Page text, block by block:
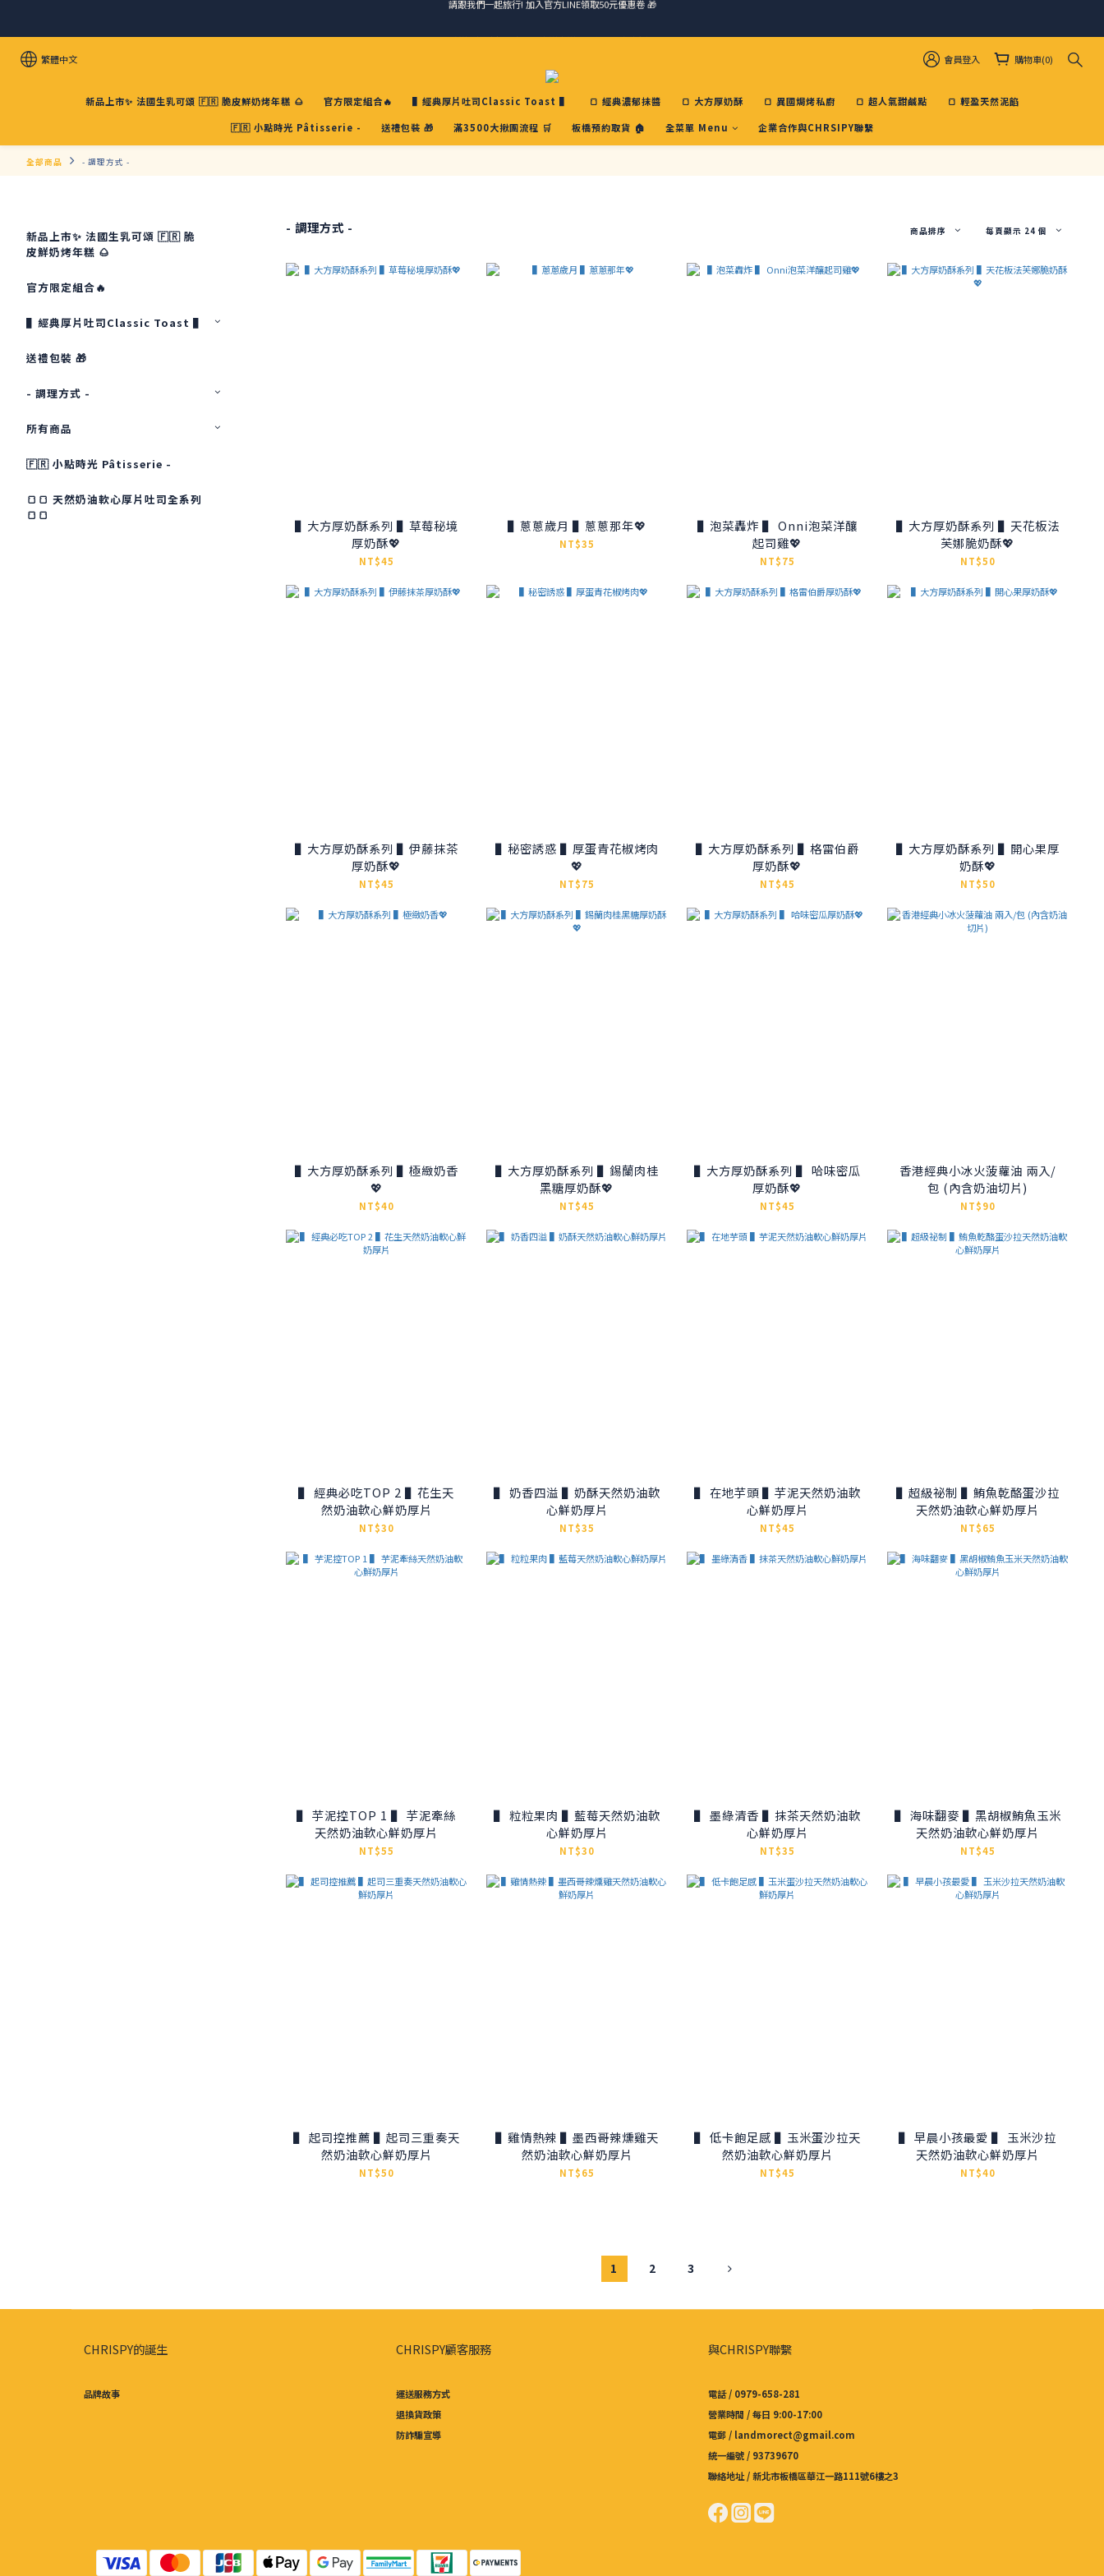
繁體中文 會員登入 購物車(0)
新品上市✨ 法國生乳可頌 🇫🇷 脆皮鮮奶烤年糕 🌰 官方限定組合🔥 ▌經典厚片吐司Classic Toast ▌ 🍞 經典濃郁抹醬 🍞 大方厚奶酥 🍞 異國焗烤私廚 🍞 超人氣甜鹹點
🍞 輕盈天然泥餡
🇫🇷 小點時光 Pâtisserie -
送禮包裝 🎁 滿3500大揪團流程 🛒 板橋預約取貨 🏠 全菜單 Menu 企業合作與CHRSIPY聯繫
全部商品 - 調理方式 -
新品上市✨ 法國生乳可頌 🇫🇷 脆
皮鮮奶烤年糕 🌰
官方限定組合🔥
▌經典厚片吐司Classic Toast ▌
送禮包裝 🎁
- 調理方式 -
所有商品
🇫🇷 小點時光 Pâtisserie -
🍞🍞 天然奶油軟心厚片吐司全系列
🍞🍞
- 調理方式 - 商品排序 每頁顯示 24 個
▌大方厚奶酥系列 ▌草莓秘境
厚奶酥💖
NT$45
▌蔥蔥歲月 ▌蔥蔥那年💖
NT$35
▌泡菜轟炸 ▌ Onni泡菜洋釀
起司雞💖
NT$75
▌大方厚奶酥系列 ▌天花板法
芙娜脆奶酥💖
NT$50
▌大方厚奶酥系列 ▌伊藤抹茶
厚奶酥💖
NT$45
▌秘密誘惑 ▌厚蛋青花椒烤肉
💖
NT$75
▌大方厚奶酥系列 ▌格雷伯爵
厚奶酥💖
NT$45
▌大方厚奶酥系列 ▌開心果厚
奶酥💖
NT$50
▌大方厚奶酥系列 ▌極緻奶香
💖
NT$40
▌大方厚奶酥系列 ▌錫蘭肉桂
黑糖厚奶酥💖
NT$45
▌大方厚奶酥系列 ▌ 哈味密瓜
厚奶酥💖
NT$45
香港經典小冰火菠蘿油 兩入/
包 (內含奶油切片)
NT$90
▌ 經典必吃TOP 2 ▌花生天
然奶油軟心鮮奶厚片
NT$30
▌ 奶香四溢 ▌奶酥天然奶油軟
心鮮奶厚片
NT$35
▌ 在地芋頭 ▌芋泥天然奶油軟
心鮮奶厚片
NT$45
▌超級祕制 ▌鮪魚乾酪蛋沙拉
天然奶油軟心鮮奶厚片
NT$65
▌ 芋泥控TOP 1 ▌ 芋泥牽絲
天然奶油軟心鮮奶厚片
NT$55
▌ 粒粒果肉 ▌藍莓天然奶油軟
心鮮奶厚片
NT$30
▌ 墨綠清香 ▌抹茶天然奶油軟
心鮮奶厚片
NT$35
▌ 海味翻麥 ▌黑胡椒鮪魚玉米
天然奶油軟心鮮奶厚片
NT$45
▌ 起司控推薦 ▌起司三重奏天
然奶油軟心鮮奶厚片
NT$50
▌雞情熱辣 ▌墨西哥辣燻雞天
然奶油軟心鮮奶厚片
NT$65
▌ 低卡飽足感 ▌玉米蛋沙拉天
然奶油軟心鮮奶厚片
NT$45
▌ 早晨小孩最愛 ▌ 玉米沙拉
天然奶油軟心鮮奶厚片
NT$40
1 2 3
CHRISPY的誕生
品牌故事
CHRISPY顧客服務
運送服務方式
退換貨政策
防詐騙宣導
與CHRISPY聯繫
電話 / 0979-658-281
營業時間 / 每日 9:00-17:00
電郵 / landmorect@gmail.com
統一編號 / 93739670
聯絡地址 / 新北市板橋區華江一路111號6樓之3